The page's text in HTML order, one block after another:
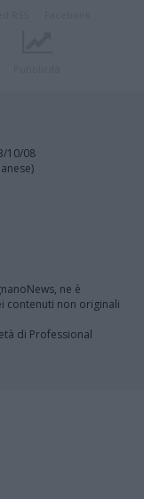
10/08
ne è
contenuti non originali
di Professional